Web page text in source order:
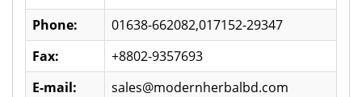
Phone:
01638-662082,017152-29347
Fax:
+8802-9357693
E-mail:
sales@modernherbalbd.com